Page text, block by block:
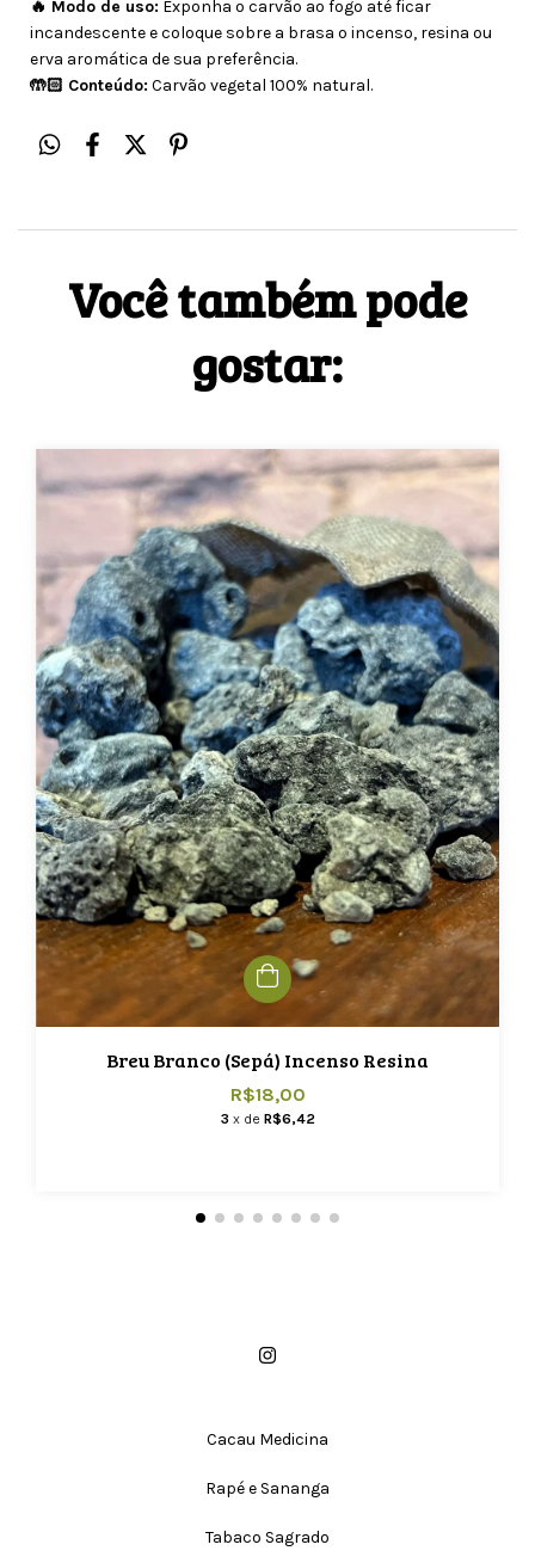
🔥 Modo de uso: Exponha o carvão ao fogo até ficar
incandescente e coloque sobre a brasa o incenso, resina ou
erva aromática de sua preferência.
🤲🏻 Conteúdo: Carvão vegetal 100% natural.
Você também pode
gostar:
Breu Branco (Sepá) Incenso Resina
R$18,00
3 x de R$6,42
Cacau Medicina
Rapé e Sananga
Tabaco Sagrado